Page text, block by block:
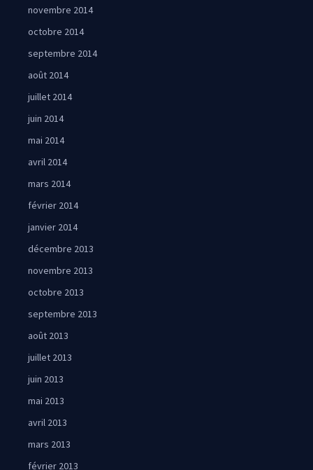
novembre 2014
octobre 2014
septembre 2014
août 2014
juillet 2014
juin 2014
mai 2014
avril 2014
mars 2014
février 2014
janvier 2014
décembre 2013
novembre 2013
octobre 2013
septembre 2013
août 2013
juillet 2013
juin 2013
mai 2013
avril 2013
mars 2013
février 2013